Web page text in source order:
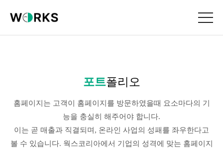
포트폴리오
홈페이지는 고객이 홈페이지를 방문하였을때 요소마다의 기
능을 충실히 해주어야 합니다.
이는 곧 매출과 직결되며, 온라인 사업의 성패를 좌우한다고
볼 수 있습니다. 웍스코리아에서 기업의 성격에 맞는 홈페이지